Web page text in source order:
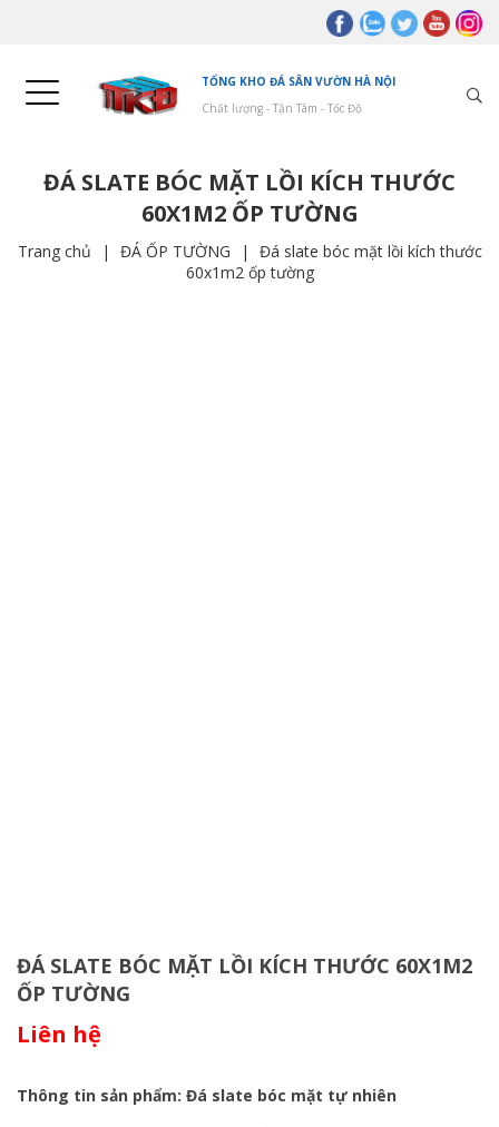
TỔNG KHO ĐÁ SÂN VƯỜN HÀ NỘI
Chất lượng - Tận Tâm - Tốc Độ
ĐÁ SLATE BÓC MẶT LỒI KÍCH THƯỚC
60X1M2 ỐP TƯỜNG
Trang chủ | ĐÁ ỐP TƯỜNG |
Đá slate bóc mặt lồi kích thước
60x1m2 ốp tường
ĐÁ SLATE BÓC MẶT LỒI KÍCH THƯỚC 60X1M2
ỐP TƯỜNG
Liên hệ
Thông tin sản phẩm: Đá slate bóc mặt tự nhiên